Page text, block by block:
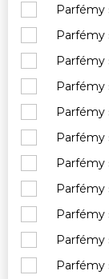
Parfémy
Parfémy
Parfémy
Parfémy
Parfémy
Parfémy
Parfémy
Parfémy
Parfémy
Parfémy
Parfémy